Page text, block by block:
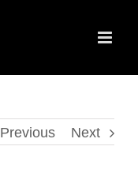
Previous Next